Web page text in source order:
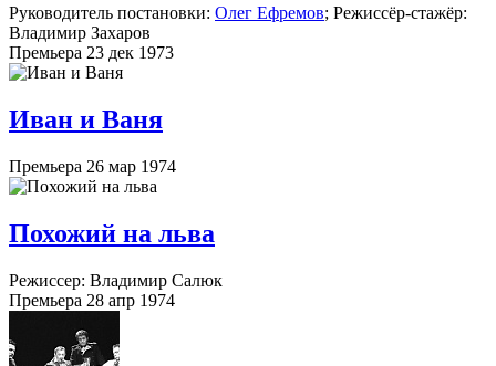
Руководитель постановки: Олег Ефремов; Режиссёр-стажёр:
Владимир Захаров
Премьера 23 дек 1973
Иван и Ваня
Премьера 26 мар 1974
Похожий на льва
Режиссер: Владимир Салюк
Премьера 28 апр 1974